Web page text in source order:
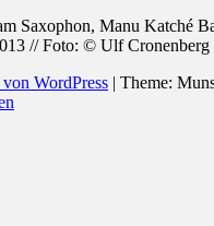
Saxophon, Manu Katché
// Foto: © Ulf Cronenberg
WordPress | Theme: